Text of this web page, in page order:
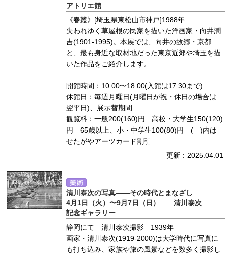
アトリエ館
《春叢》[埼玉県東松山市神戸]1988年
失われゆく草屋根の民家を描いた洋画家・向井潤
吉(1901-1995)。本展では、向井の故郷・京都
と、最も身近な取材地だった東京近郊や埼玉を描
いた作品をご紹介します。
開館時間：10:00〜18:00(入館は17:30まで)
休館日：毎週月曜日(月曜日が祝・休日の場合は
翌平日)、展示替期間
観覧料：一般200(160)円 高校・大学生150(120)
円 65歳以上、小・中学生100(80)円 ( )内は
せたがやアーツカード割引
更新：2025.04.01
清川泰次の写真――その時代とまなざし
4月1日（火）〜9月7日（日） 清川泰次
記念ギャラリー
静岡にて 清川泰次撮影 1939年
画家・清川泰次(1919-2000)は大学時代に写真に
も打ち込み、家族や旅の風景などを数多く撮影し